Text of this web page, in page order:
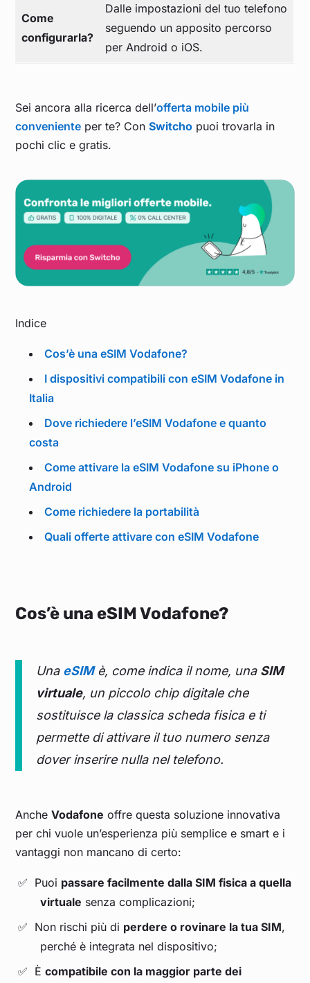
Come
configurarla?
Dalle impostazioni del tuo telefono
seguendo un apposito percorso
per Android o iOS.
Sei ancora alla ricerca dell’offerta mobile più
conveniente per te? ConSwitcho puoi trovarla in
pochi clic e gratis.
Indice
Cos’è una eSIM Vodafone?
I dispositivi compatibili con eSIM Vodafone in
Italia
Dove richiedere l’eSIM Vodafone e quanto
costa
Come attivare la eSIM Vodafone su iPhone o
Android
Come richiedere la portabilità
Quali offerte attivare con eSIM Vodafone
Cos’è una eSIM Vodafone?
Una eSIMè, come indica il nome, una SIM
virtuale, un piccolo chip digitale che
sostituisce la classica scheda fisica e ti
permette di attivare il tuo numero senza
dover inserire nulla nel telefono.
AncheVodafone offre questa soluzione innovativa
per chi vuole un’esperienza più semplice e smart e i
vantaggi non mancano di certo:
Puoi passare facilmente dalla SIM fisica a quella
virtuale senza complicazioni;
Non rischi più di perdere o rovinare la tua SIM,
perché è integrata nel dispositivo;
È compatibile con la maggior parte dei